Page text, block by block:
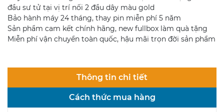
đầu sư tử tại vị trí nối 2 đầu dây màu gold
Bảo hành máy 24 tháng, thay pin miễn phí 5 năm
Sản phẩm cam kết chính hãng, new fullbox làm quà tặng
Miễn phí vận chuyển toàn quốc, hậu mãi trọn đời sản phẩm
Thông tin chi tiết
Cách thức mua hàng